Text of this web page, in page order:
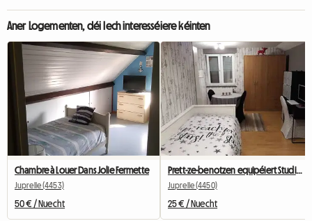
Aner Logementen, déi Iech interesséiere kéinten
Chambre à Louer Dans Jolie Fermette
Juprelle (4453)
50 € / Nuecht
Prett-ze-benotzen equipéiert Studio mat privaten Dusch
Juprelle (4450)
25 € / Nuecht